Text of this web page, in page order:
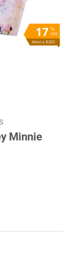
%
OFF
17
Ahorra $200
Minnie